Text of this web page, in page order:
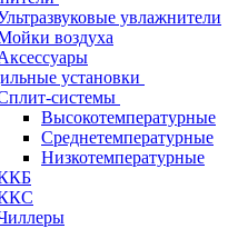
увлажнители
воздуха
установки
системы
Высокотемпературные
Среднетемпературные
Низкотемпературные